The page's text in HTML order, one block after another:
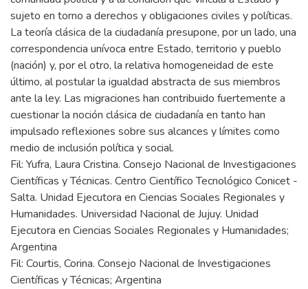
sujeto en torno a derechos y obligaciones civiles y políticas.
La teoría clásica de la ciudadanía presupone, por un lado, una
correspondencia unívoca entre Estado, territorio y pueblo
(nación) y, por el otro, la relativa homogeneidad de este
último, al postular la igualdad abstracta de sus miembros
ante la ley. Las migraciones han contribuido fuertemente a
cuestionar la noción clásica de ciudadanía en tanto han
impulsado reflexiones sobre sus alcances y límites como
medio de inclusión política y social.
Fil: Yufra, Laura Cristina. Consejo Nacional de Investigaciones
Científicas y Técnicas. Centro Científico Tecnológico Conicet -
Salta. Unidad Ejecutora en Ciencias Sociales Regionales y
Humanidades. Universidad Nacional de Jujuy. Unidad
Ejecutora en Ciencias Sociales Regionales y Humanidades;
Argentina
Fil: Courtis, Corina. Consejo Nacional de Investigaciones
Científicas y Técnicas; Argentina